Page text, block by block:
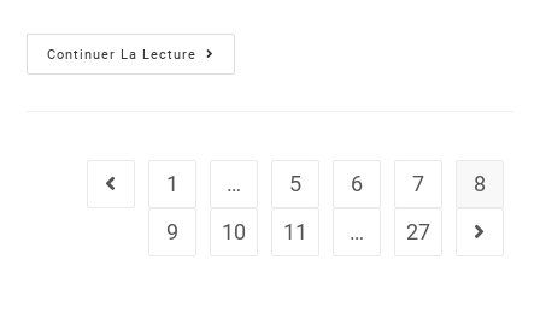
Continuer La Lecture
1 … 5 6 7
8
9
10 11 … 27